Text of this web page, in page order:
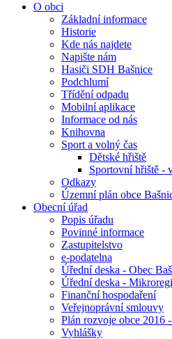
O obci
Základní informace
Historie
Kde nás najdete
Napište nám
Hasiči SDH Bašnice
Podchlumí
Třídění odpadu
Mobilní aplikace
Informace od nás
Knihovna
Sport a volný čas
Dětské hřiště
Sportovní hřiště -
Odkazy
Územní plán obce
Obecní úřad
Popis úřadu
Povinné informace
Zastupitelstvo
e-podatelna
Úřední deska - Obec
Úřední deska -
Finanční hospodaření
Veřejnoprávní smlouvy
Plán rozvoje obce 2016
Vyhlášky